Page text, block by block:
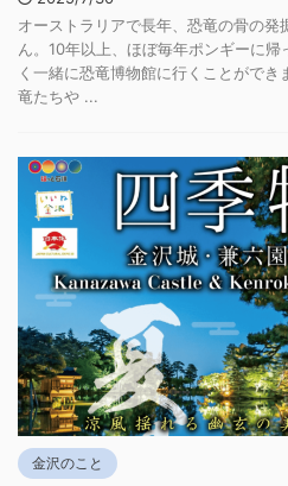
オーストラリアで長年、恐竜の骨の発
ん。10年以上、ほぼ毎年ポンギーに
く一緒に恐竜博物館に行くことがで
竜たちや ...
金沢のこと